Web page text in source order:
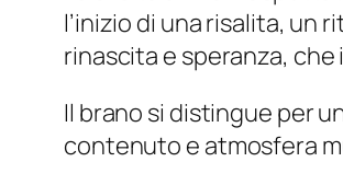
l’inizio di una risalita, un
rinascita e speranza,
Il brano si distingue per
contenuto e atmosfera